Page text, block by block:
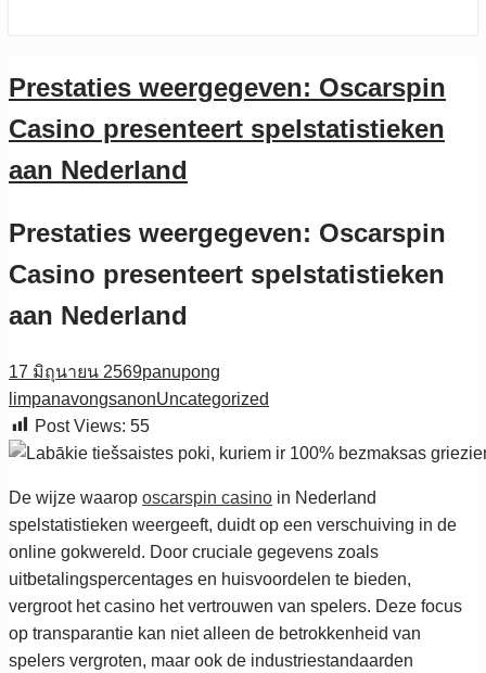
Prestaties weergegeven: Oscarspin
Casino presenteert spelstatistieken
aan Nederland
Prestaties weergegeven: Oscarspin
Casino presenteert spelstatistieken
aan Nederland
17 มิถุนายน 2569panupong
limpanavongsanonUncategorized
Post Views: 55
De wijze waarop oscarspin casino in Nederland
spelstatistieken weergeeft, duidt op een verschuiving in de
online gokwereld. Door cruciale gegevens zoals
uitbetalingspercentages en huisvoordelen te bieden,
vergroot het casino het vertrouwen van spelers. Deze focus
op transparantie kan niet alleen de betrokkenheid van
spelers vergroten, maar ook de industriestandaarden